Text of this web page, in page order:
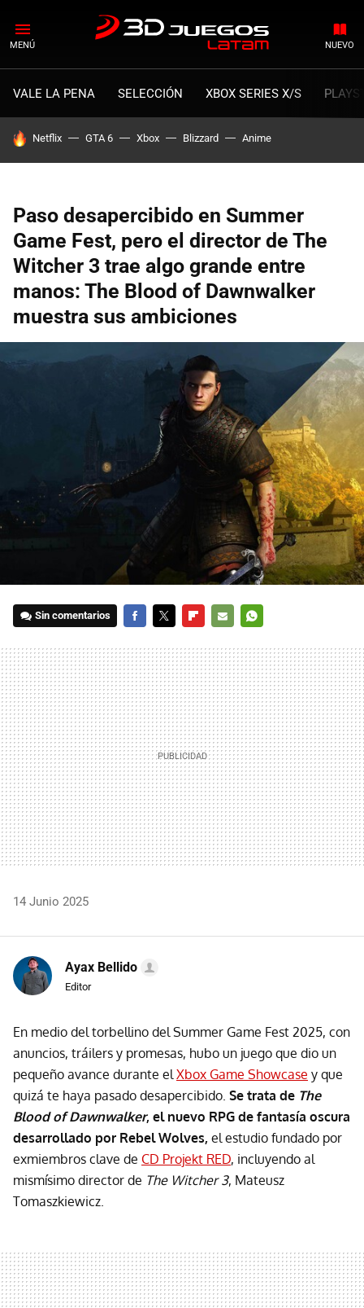
MENÚ NUEVO
VALE LA PENA SELECCIÓN XBOX SERIES X/S
HOY SE HABLA DE
Netflix GTA 6 Xbox Blizzard Anime
Paso desapercibido en Summer
Game Fest, pero el director de The
Witcher 3 trae algo grande entre
manos: The Blood of Dawnwalker
muestra sus ambiciones
Sin comentarios
MAIL
14 Junio 2025
Ayax Bellido
Editor
En medio del torbellino del Summer Game Fest 2025, con
anuncios, tráilers y promesas, hubo un juego que dio un
pequeño avance durante elXbox Game Showcase y que
quizá te haya pasado desapercibido. Se trata de The
Blood of Dawnwalker, el nuevo RPG de fantasía oscura
desarrollado por Rebel Wolves, el estudio fundado por
exmiembros clave de CD Projekt RED, incluyendo al
mismísimo director de The Witcher 3, Mateusz
Tomaszkiewicz.